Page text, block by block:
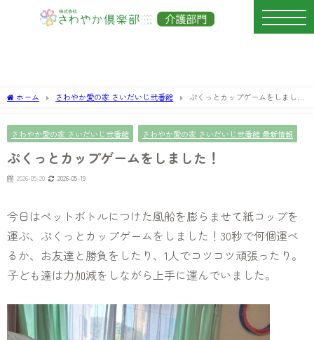
ホーム さわやか愛の家 さいだいじ弐番館
ぷくっとカップゲームをしまし
さわやか愛の家 さいだいじ弐番館 さわやか愛の家 さいだいじ弐番館 最新情報
ぷくっとカップゲームをしました！
2026-05-20 2026-05-19
今日はペットボトルにつけた風船を膨らませて紙コップを
運ぶ、ぷくっとカップゲームをしました！30秒で何個運べ
るか、お友達と勝負をしたり、1人でコツコツ頑張ったり。
子ども達は力加減をしながら上手に運んでいました。